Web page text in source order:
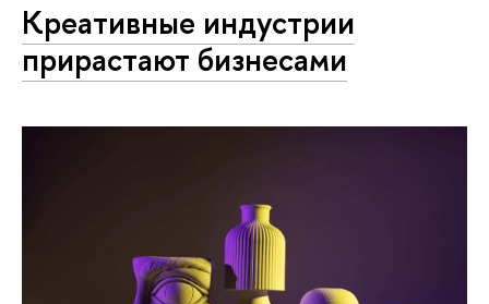
Креативные индустрии
прирастают бизнесами